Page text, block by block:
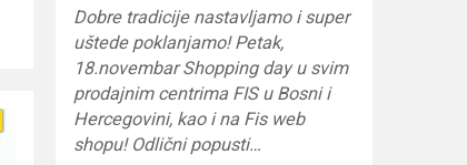
Dobre tradicije nastavljamo i super
uštede poklanjamo! Petak,
18.novembar Shopping day u svim
prodajnim centrima FIS u Bosni i
Hercegovini, kao i na Fis web
shopu! Odlični popusti…